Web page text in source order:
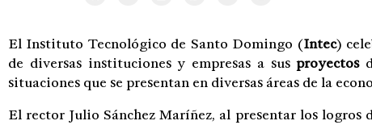
El Instituto Tecnológico de Santo Domingo (Intec)
de diversas instituciones y empresas a susproyectos
situaciones que se presentan en diversas áreas de la
El rector Julio Sánchez Maríñez, al presentar los